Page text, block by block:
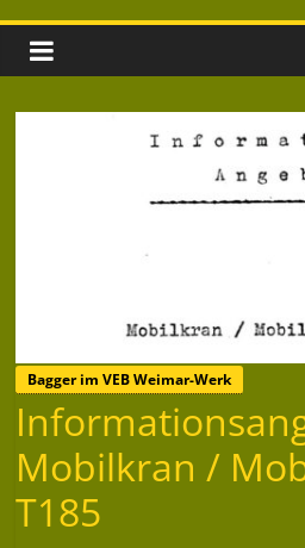
Bagger im VEB Weimar-Werk
Mobilkran /
T185